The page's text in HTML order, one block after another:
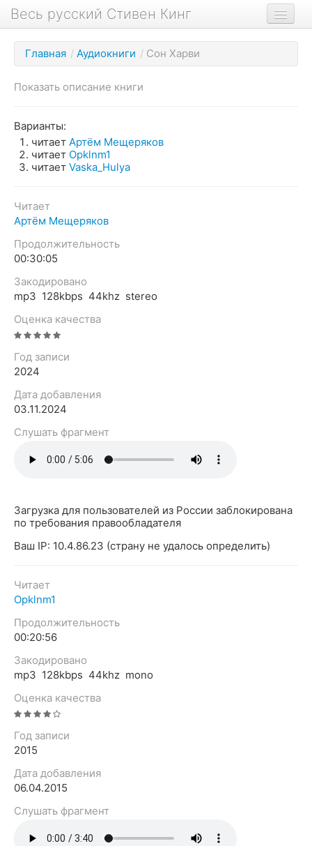
Весь русский Стивен Кинг
Книги
Фильмы
Аудиокниги
Новости Кинга
Биография
Главная / Аудиокниги / Сон Харви
Показать описание книги
Варианты:
читает Артём Мещеряков
читает Opklnm1
читает Vaska_Hulya
Читает
Артём Мещеряков
Продолжительность
00:30:05
Закодировано
mp3 128kbps 44khz stereo
Оценка качества
Год записи
2024
Дата добавления
03.11.2024
Слушать фрагмент
Загрузка для пользователей из России заблокирована
по требования правообладателя
Ваш IP: 10.4.86.23 (страну не удалось определить)
Читает
Opklnm1
Продолжительность
00:20:56
Закодировано
mp3 128kbps 44khz mono
Оценка качества
Год записи
2015
Дата добавления
06.04.2015
Слушать фрагмент